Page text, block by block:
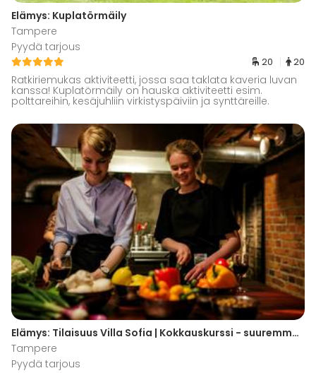
Elämys: Kuplatörmäily
Tampere
Pyydä tarjous
20 20
Ratkiriemukas aktiviteetti, jossa saa taklata kaveria luvan
kanssa! Kuplatörmäily on hauska aktiviteetti esim.
polttareihin, kesäjuhliin virkistyspäiviin ja synttäreille.
Elämys: Tilaisuus Villa Sofia | Kokkauskurssi - suuremmat tilaisuudet
Tampere
Pyydä tarjous